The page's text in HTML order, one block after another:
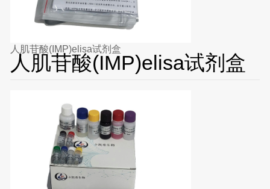
人肌苷酸(IMP)elisa试剂盒
人肌苷酸(IMP)elisa试剂盒